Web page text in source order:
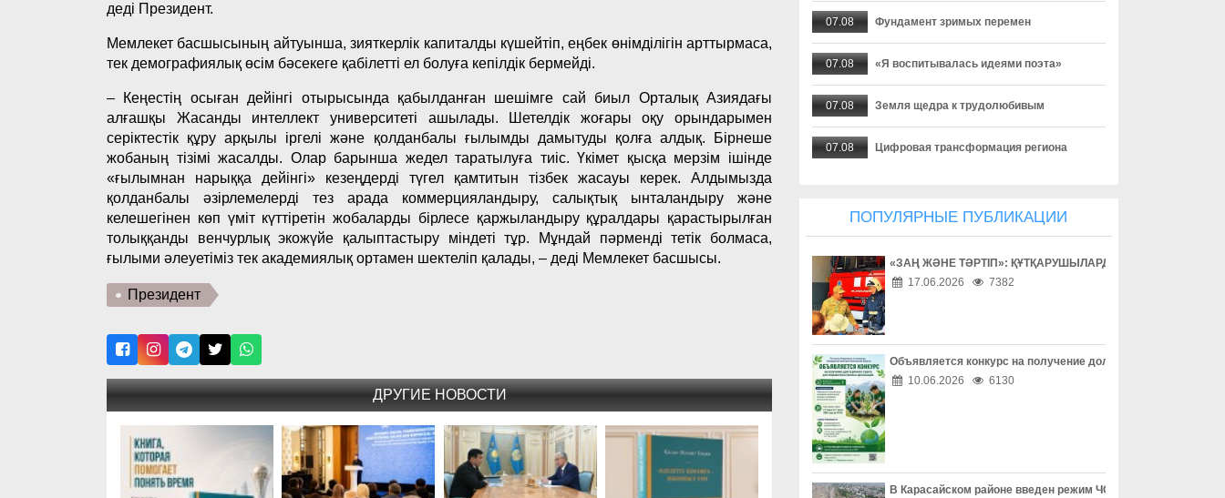
деді Президент.
Мемлекет басшысының айтуынша, зияткерлік капиталды күшейтіп, еңбек өнімділігін арттырмаса,
тек демографиялық өсім бәсекеге қабілетті ел болуға кепілдік бермейді.
– Кеңестің осыған дейінгі отырысында қабылданған шешімге сай биыл Орталық Азиядағы
алғашқы Жасанды интеллект университеті ашылады. Шетелдік жоғары оқу орындарымен
серіктестік құру арқылы іргелі және қолданбалы ғылымды дамытуды қолға алдық. Бірнеше
жобаның тізімі жасалды. Олар барынша жедел таратылуға тиіс. Үкімет қысқа мерзім ішінде
«ғылымнан нарыққа дейінгі» кезеңдерді түгел қамтитын тізбек жасауы керек. Алдымызда
қолданбалы әзірлемелерді тез арада коммерцияландыру, салықтық ынталандыру және
келешегінен көп үміт күттіретін жобаларды бірлесе қаржыландыру құралдары қарастырылған
толыққанды венчурлық экожүйе қалыптастыру міндеті тұр. Мұндай пәрменді тетік болмаса,
ғылыми әлеуетіміз тек академиялық ортамен шектеліп қалады, – деді Мемлекет басшысы.
Президент
ДРУГИЕ НОВОСТИ
07.08 Фундамент зримых перемен
07.08 «Я воспитывалась идеями поэта»
07.08 Земля щедра к трудолюбивым
07.08 Цифровая трансформация региона
07.08 Экотуризм с сельским колоритом
07.08 Акция добра и помощи
07.08 Урожайный сезон для местных аграриев
07.08 Драйвер развития экономики
07.08 Цифровая медицина становится ближе
07.08 Защита детей требует совместных действий
ПОПУЛЯРНЫЕ ПУБЛИКАЦИИ
«ЗАҢ ЖӘНЕ ТӘРТІП»: ҚҰТҚАРУШЫЛАРДЫҢ ЕҢБЕГІМЕН
17.06.2026
7382
Объявляется конкурс на получение долгосрочного гранта
10.06.2026
6130
В Карасайском районе введен режим ЧС местного масштаба